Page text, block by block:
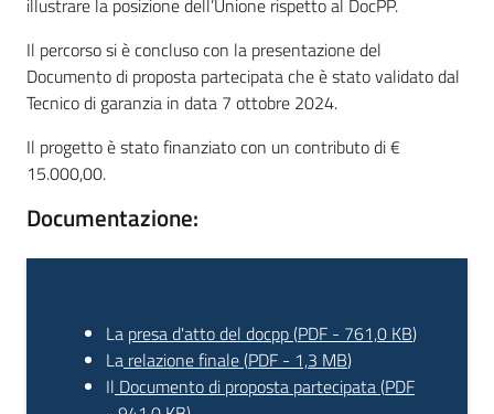
Il percorso si è concluso con la presentazione del
Documento di proposta partecipata che è stato validato dal
Tecnico di garanzia in data 7 ottobre 2024.
Il progetto è stato finanziato con un contributo di €
15.000,00.
Documentazione:
La presa d'atto del docpp(PDF - 761,0 KB)
La relazione finale(PDF - 1,3 MB)
Il Documento di proposta partecipata(PDF